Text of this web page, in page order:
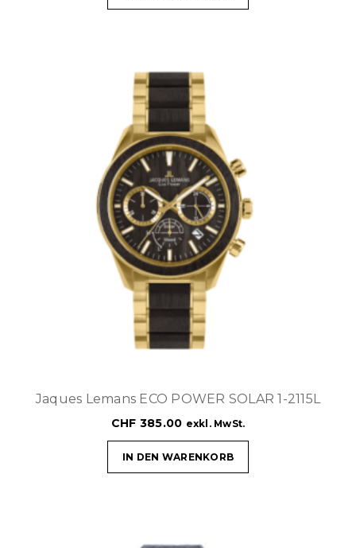
Jaques Lemans ECO POWER SOLAR 1-2115L
CHF 385.00 exkl. MwSt.
IN DEN WARENKORB